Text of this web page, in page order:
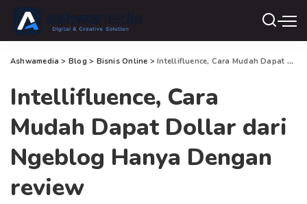
Ashwamedia > Blog > Bisnis Online >Intellifluence, Cara Mudah Dapat Dollar dari Ngeblog Hanya Dengan review
Intellifluence, Cara
Mudah Dapat Dollar dari
Ngeblog Hanya Dengan
review